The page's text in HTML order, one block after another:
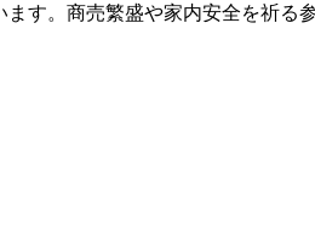
す。商売繁盛や家内安全を祈る